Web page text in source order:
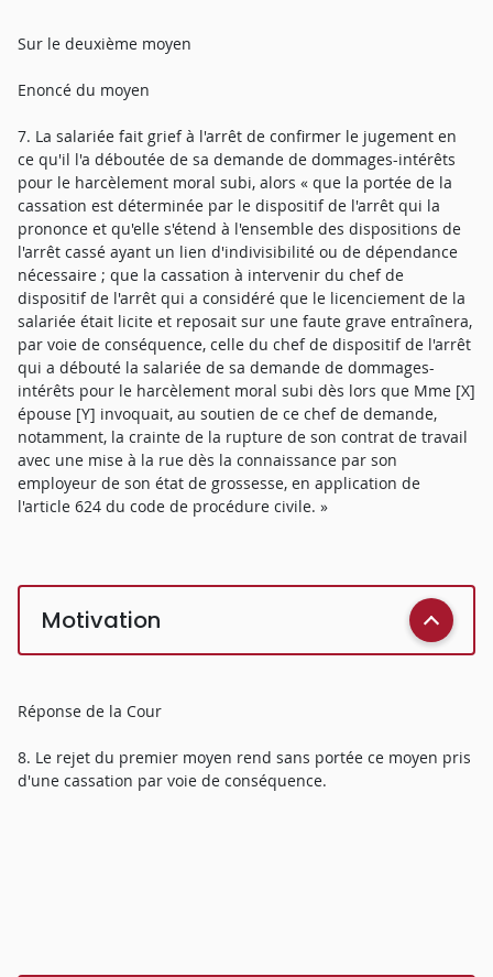
Sur le deuxième moyen
Enoncé du moyen
7. La salariée fait grief à l'arrêt de confirmer le jugement en
ce qu'il l'a déboutée de sa demande de dommages-intérêts
pour le harcèlement moral subi, alors « que la portée de la
cassation est déterminée par le dispositif de l'arrêt qui la
prononce et qu'elle s'étend à l'ensemble des dispositions de
l'arrêt cassé ayant un lien d'indivisibilité ou de dépendance
nécessaire ; que la cassation à intervenir du chef de
dispositif de l'arrêt qui a considéré que le licenciement de la
salariée était licite et reposait sur une faute grave entraînera,
par voie de conséquence, celle du chef de dispositif de l'arrêt
qui a débouté la salariée de sa demande de dommages-
intérêts pour le harcèlement moral subi dès lors que Mme [X]
épouse [Y] invoquait, au soutien de ce chef de demande,
notamment, la crainte de la rupture de son contrat de travail
avec une mise à la rue dès la connaissance par son
employeur de son état de grossesse, en application de
l'article 624 du code de procédure civile. »
Motivation
Réponse de la Cour
8. Le rejet du premier moyen rend sans portée ce moyen pris
d'une cassation par voie de conséquence.